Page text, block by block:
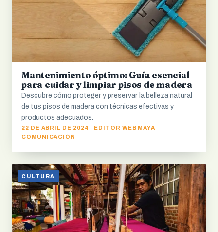
Mantenimiento óptimo: Guía esencial
para cuidar y limpiar pisos de madera
Descubre cómo proteger y preservar la belleza natural
de tus pisos de madera con técnicas efectivas y
productos adecuados.
22 DE ABRIL DE 2024 · EDITOR WEB MAYA
COMUNICACIÓN
CULTURA